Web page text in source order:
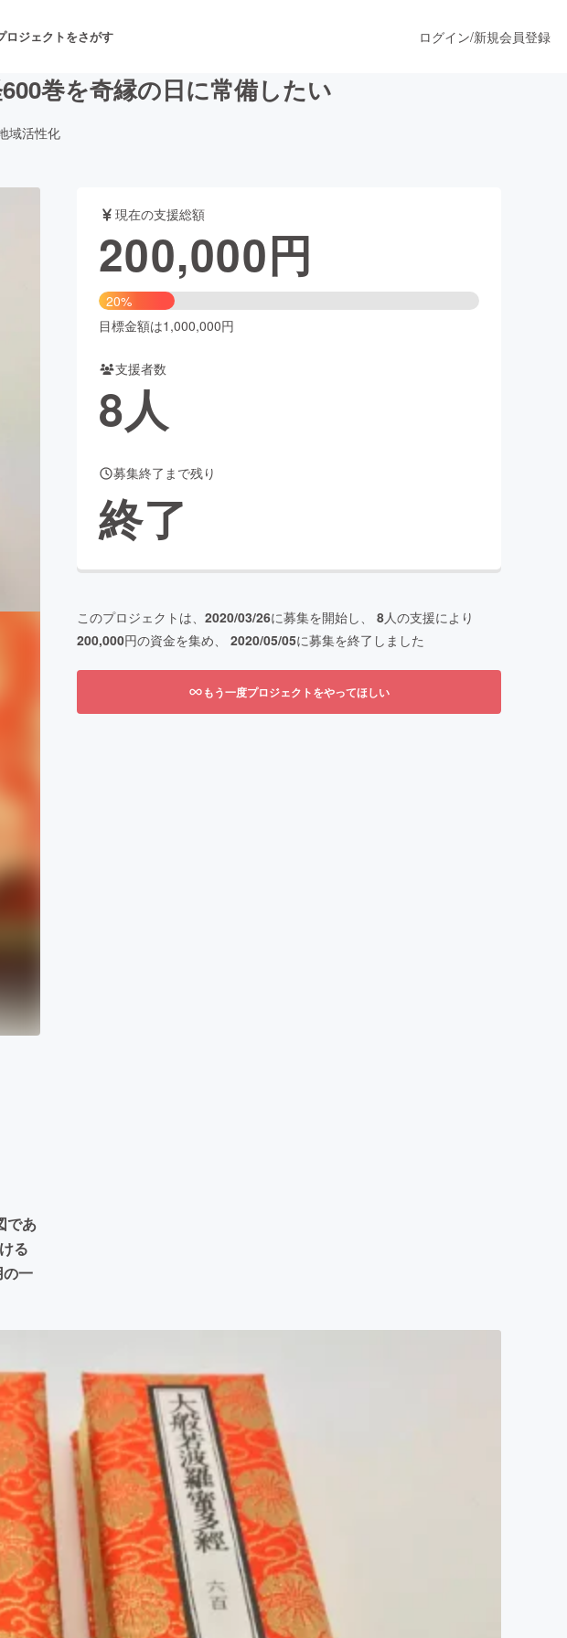
ロジェクトをさがす
舞台・パフォーマンス
フード・飲食店 ファッション
ビューティー・ヘルスケア
Creation
ログイン/新規会員登録
巻を奇縁の日に常備したい
域活性化
であ
る
一
現在の支援総額
200,000円
20%
目標金額は1,000,000円
支援者数
8人
募集終了まで残り
終了
このプロジェクトは、 2020/03/26に募集を開始し、 8人の支援により
200,000円の資金を集め、 2020/05/05に募集を終了しました
もう一度プロジェクトをやってほしい